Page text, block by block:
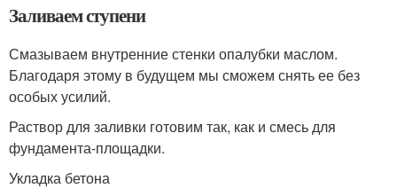
Заливаем ступени
Смазываем внутренние стенки опалубки маслом.
Благодаря этому в будущем мы сможем снять ее без
особых усилий.
Раствор для заливки готовим так, как и смесь для
фундамента-площадки.
Укладка бетона